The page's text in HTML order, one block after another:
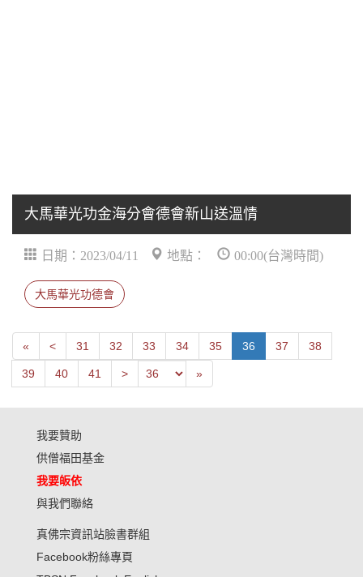
大馬華光功金海分會德會新山送溫情
日期：2023/04/11 地點： 00:00(台灣時間)
大馬華光功德會
« First<Next31 32 33 34 35 36 37 38
39 40 41 >Previous »Last
我要贊助
供僧福田基金
我要皈依
與我們聯絡
真佛宗資訊站臉書群組
Facebook粉絲專頁